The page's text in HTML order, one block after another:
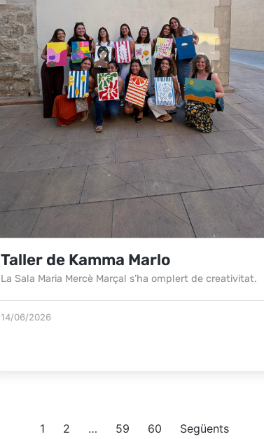
Taller de Kamma Marlo
La Sala Maria Mercè Marçal s’ha omplert de creativitat.
14/06/2026
1 2 … 59 60 Següents